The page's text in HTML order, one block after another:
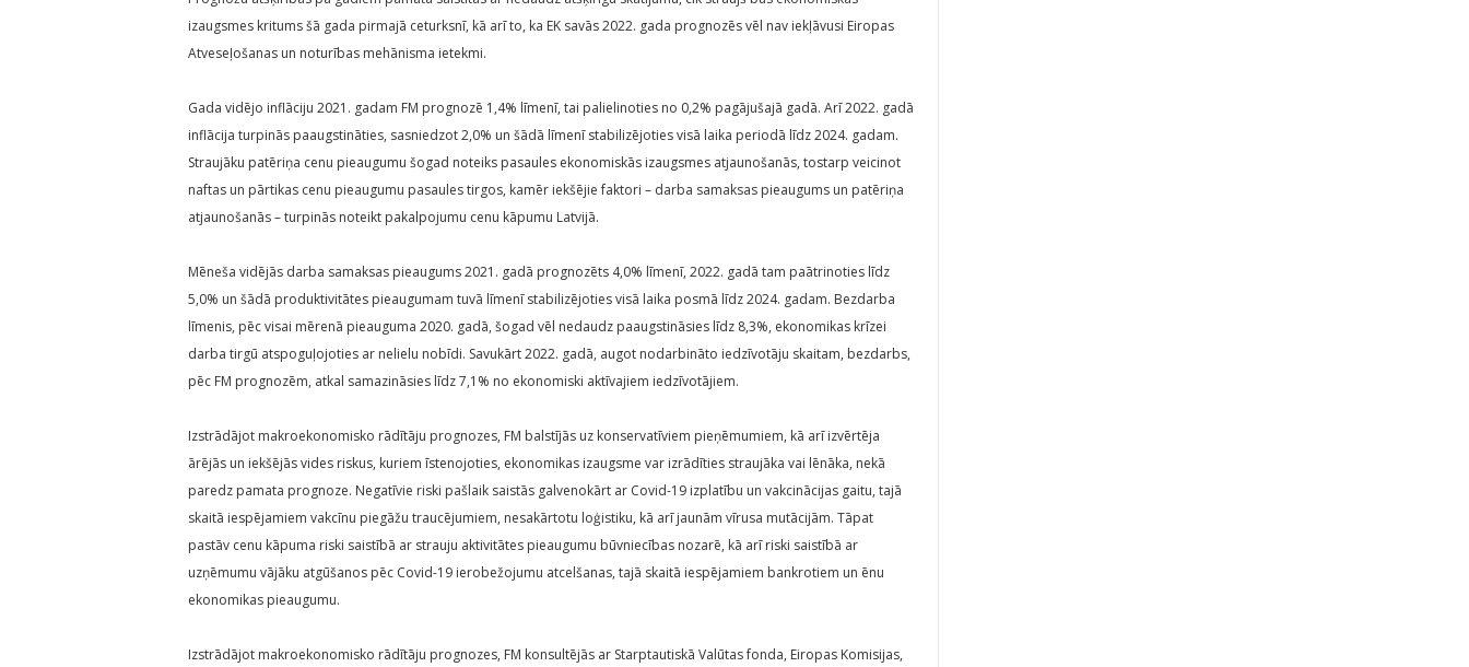
izaugsmes kritums šā gada pirmajā ceturksnī, kā arī to, ka EK savās 2022. gada prognozēs vēl nav iekļāvusi Eiropas
Atveseļošanas un noturības mehānisma ietekmi.
Gada vidējo inflāciju 2021. gadam FM prognozē 1,4% līmenī, tai palielinoties no 0,2% pagājušajā gadā. Arī 2022. gadā
inflācija turpinās paaugstināties, sasniedzot 2,0% un šādā līmenī stabilizējoties visā laika periodā līdz 2024. gadam.
Straujāku patēriņa cenu pieaugumu šogad noteiks pasaules ekonomiskās izaugsmes atjaunošanās, tostarp veicinot
naftas un pārtikas cenu pieaugumu pasaules tirgos, kamēr iekšējie faktori – darba samaksas pieaugums un patēriņa
atjaunošanās – turpinās noteikt pakalpojumu cenu kāpumu Latvijā.
Mēneša vidējās darba samaksas pieaugums 2021. gadā prognozēts 4,0% līmenī, 2022. gadā tam paātrinoties līdz
5,0% un šādā produktivitātes pieaugumam tuvā līmenī stabilizējoties visā laika posmā līdz 2024. gadam. Bezdarba
līmenis, pēc visai mērenā pieauguma 2020. gadā, šogad vēl nedaudz paaugstināsies līdz 8,3%, ekonomikas krīzei
darba tirgū atspoguļojoties ar nelielu nobīdi. Savukārt 2022. gadā, augot nodarbināto iedzīvotāju skaitam, bezdarbs,
pēc FM prognozēm, atkal samazināsies līdz 7,1% no ekonomiski aktīvajiem iedzīvotājiem.
Izstrādājot makroekonomisko rādītāju prognozes, FM balstījās uz konservatīviem pieņēmumiem, kā arī izvērtēja
ārējās un iekšējās vides riskus, kuriem īstenojoties, ekonomikas izaugsme var izrādīties straujāka vai lēnāka, nekā
paredz pamata prognoze. Negatīvie riski pašlaik saistās galvenokārt ar Covid-19 izplatību un vakcinācijas gaitu, tajā
skaitā iespējamiem vakcīnu piegāžu traucējumiem, nesakārtotu loģistiku, kā arī jaunām vīrusa mutācijām. Tāpat
pastāv cenu kāpuma riski saistībā ar strauju aktivitātes pieaugumu būvniecības nozarē, kā arī riski saistībā ar
uzņēmumu vājāku atgūšanos pēc Covid-19 ierobežojumu atcelšanas, tajā skaitā iespējamiem bankrotiem un ēnu
ekonomikas pieaugumu.
Izstrādājot makroekonomisko rādītāju prognozes, FM konsultējās ar Starptautiskā Valūtas fonda, Eiropas Komisijas,